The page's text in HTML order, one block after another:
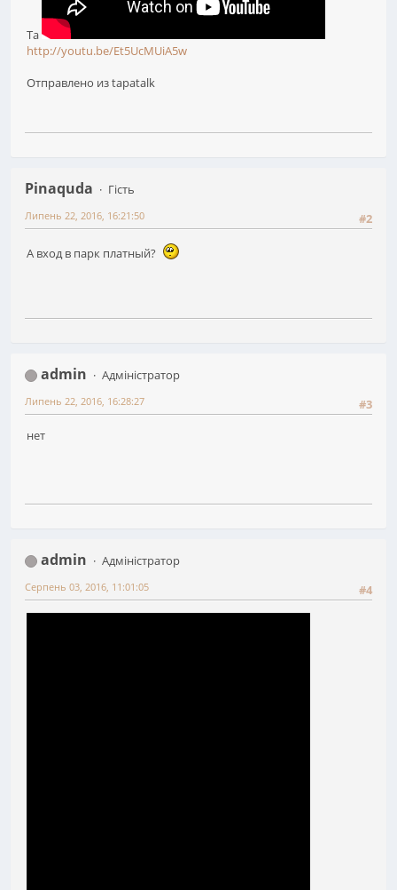
Та
http://youtu.be/Et5UcMUiA5w
Отправлено из tapatalk
Pinaquda
Гість
#2
Липень 22, 2016, 16:21:50
А вход в парк платный?
admin
Адміністратор
#3
Липень 22, 2016, 16:28:27
нет
admin
Адміністратор
#4
Серпень 03, 2016, 11:01:05